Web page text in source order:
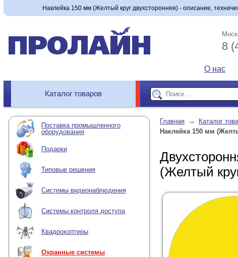
Наклейка 150 мм (Желтый круг двухсторонняя) - описание,
8
О нас
Каталог товаров
Поставка промышленного
оборудования
Подарки
Типовые решения
Системы видеонаблюдения
Системы контроля доступа
Квадрокоптеры
Охранные системы
Главная → Каталог
Наклейка 150 мм
(Желтый